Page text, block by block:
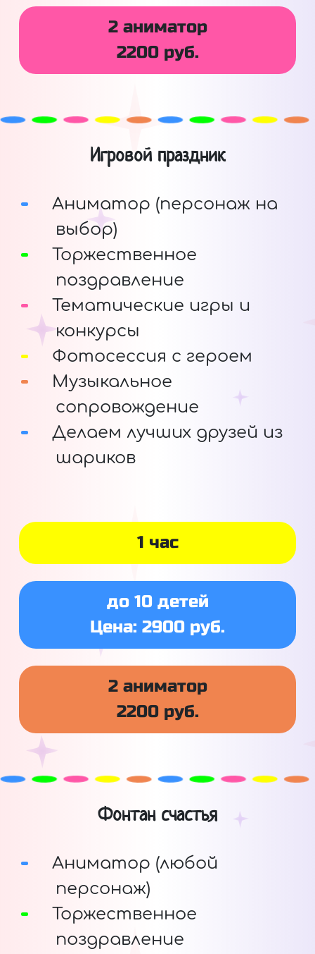
2 аниматор
2200 руб.
Игровой праздник
Аниматор (персонаж на
выбор)
Торжественное
поздравление
Тематические игры и
конкурсы
Фотосессия с героем
Музыкальное
сопровождение
Делаем лучших друзей из
шариков
1 час
до 10 детей
Цена: 2900 руб.
2 аниматор
2200 руб.
Фонтан счастья
Аниматор (любой
персонаж)
Торжественное
поздравление